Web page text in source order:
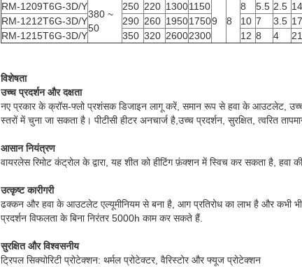
RM-1209T6G-3D/Y
380 ~
50
250 220 13001150
9
8
8 5.5 2.5 14
RM-1212T6G-3D/Y
290 260 19501750 10 7 3.5
RM-1215T6G-3D/Y
350 320 26002300 12 8 4 21
विशेषता
उच्च प्रदर्शन और दक्षता
नए प्रकार के क्रॉस-फ्लो प्रशंसक डिजाइन लागू करें, समान रूप से हवा के आउटलेट, उच्च
स्तरों में चुना जा सकता है। पीटीसी हीटर अनचार्ज है,उच्च प्रदर्शन, सुरक्षित, त्वरित
आसान नियंत्रण
वायरलेस रिमोट कंट्रोल के द्वारा, यह शीत को हीटिंग फ़ंक्शन में स्विच कर सकता है, हवा
उत्कृष्ट कारीगरी
ढक्कन और हवा के आउटलेट एल्यूमीनियम से बना है, आग प्रतिरोध का लाभ है और कभी
प्रदर्शन विफलता के बिना निरंतर 5000h काम कर सकते हैं.
सुरक्षित और विश्वसनीय
ट्रिपल सिक्योरिटी प्रोटेक्शन: थर्मल प्रोटेक्टर, वैरिस्टोर और फ्यूज प्रोटेक्शन